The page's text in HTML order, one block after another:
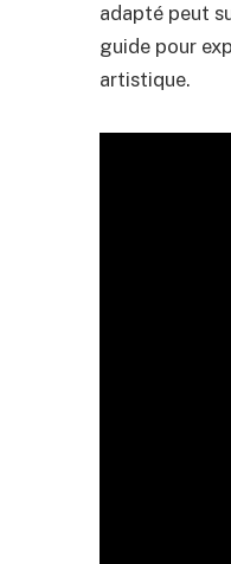
adapté peut
guide pour
artistique.